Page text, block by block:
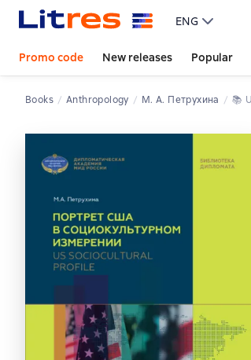
ENG
Promo code New releases Popular
Books Anthropology М. А. Петрухина 📚